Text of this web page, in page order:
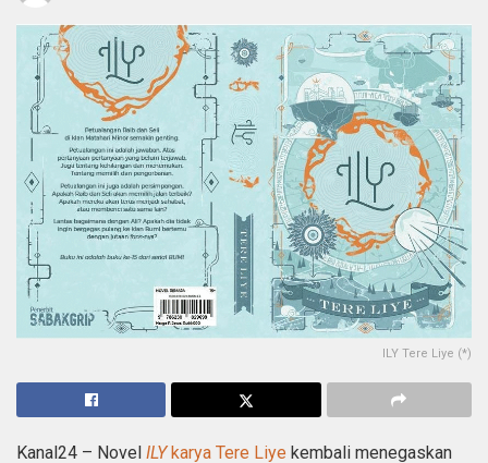
ILY Tere Liye (*)
Kanal24 – Novel ILYkarya Tere Liye kembali menegaskan